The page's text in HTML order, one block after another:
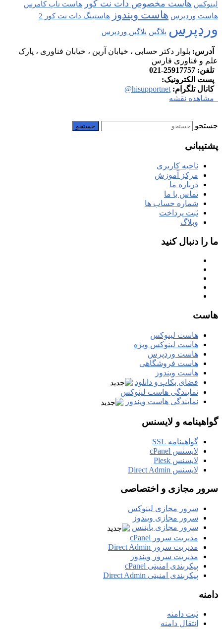
لینوکس هاست مخصوص دات نت کور هاست ناپ کامرس
هاست وردپرس هاست ویندوز هاستینگ دات نت کور 2
وردپرس پلاگین پلاگین وردپرس
آدرس: بلوار دکتر حسابی ، خیابان آرین ، خیابان فناوری ، پارک
علم و فناوری فارس
تلفن: 25917757-021
پست الکترونیک:
کانال تلگرام: hisupportnet@
مشاهده نقشه
جستجو
پشتیبانی
ناحیه کاربری
مرکز آموزش
درباره ما
تماس با ما
شماره حساب ها
ثبت پرداخت
وبلاگ
ما را دنبال کنید
هاست
هاست لینوکس
هاست لینوکس ویژه
هاست وردپرس
هاست فروشگاهی
هاست ویندوز
فضای بکاپ و دانلود
نمایندگی هاست لینوکس
نمایندگی هاست ویندوز
گواهینامه و لایسنس
گواهینامه SSL
لایسنس cPanel
لایسنس Plesk
لایسنس Direct Admin
سرور مجازی و اختصاصی
سرور مجازی لینوکس
سرور مجازی ویندوز
سرور مجازی بایننس
مدیریت سرور cPanel
مدیریت سرور Direct Admin
مدیریت سرور ویندوز
پیکربندی امنیتی cPanel
پیکربندی امنیتی Direct Admin
دامنه
ثبت دامنه
انتقال دامنه